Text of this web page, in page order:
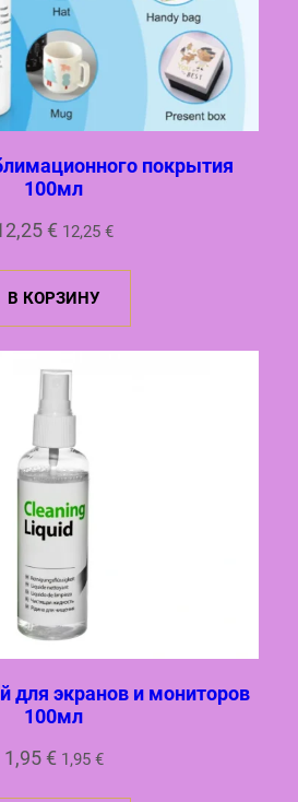
покрытия
100мл
€ 12,25 €
В КОРЗИНУ
для экранов и мониторов
100мл
1,95€ 1,95 €